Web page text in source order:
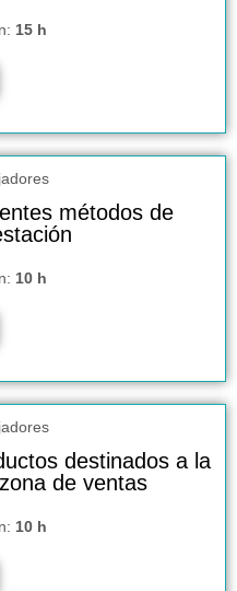
15 h
métodos de
10 h
destinados a la
de ventas
10 h